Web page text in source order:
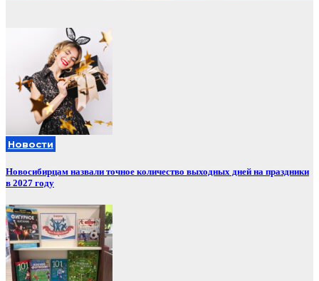
Новости
Новосибирцам назвали точное количество выходных дней на праздники
в 2027 году